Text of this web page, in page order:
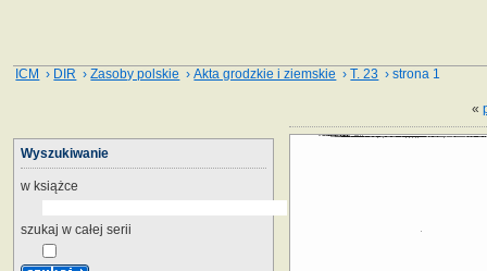
ICM › DIR ›Zasoby polskie ›Akta grodzkie i ziemskie ›T. 23 › strona 1
«
Wyszukiwanie
w książce
szukaj w całej serii